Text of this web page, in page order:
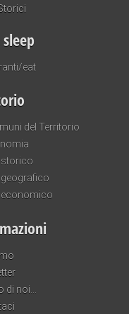
eat
del Territorio
economico
di noi…